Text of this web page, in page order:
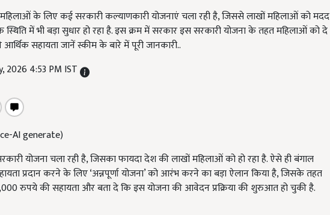
के लिए कई सरकारी कल्याणकारी योजनाएं चला रही है, जिससे लाखों महिलाओं को मदद
में भी बड़ा सुधार हो रहा है. इस क्रम में सरकार इस सरकारी योजना के तहत महिलाओं को दे
सहायता जानें स्कीम के बारे में पूरी जानकारी..
2026 4:53 PM IST
AI generate)
योजना चला रही है, जिसका फायदा देश की लाखों महिलाओं को हो रहा है. ऐसे ही बंगाल
प्रदान करने के लिए ‘अन्नपूर्णा योजना’ को आरंभ करने का बड़ा ऐलान किया है, जिसके तहत
रुपये की सहायता और बता दे कि इस योजना की आवेदन प्रक्रिया की शुरुआत हो चुकी है.